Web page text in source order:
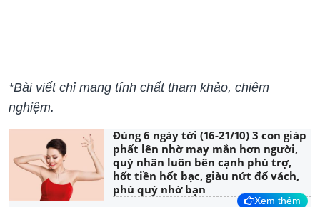
*Bài viết chỉ mang tính chất tham khảo, chiêm
nghiệm.
Đúng 6 ngày tới (16-21/10) 3 con giáp
phất lên nhờ may mắn hơn người,
quý nhân luôn bên cạnh phù trợ,
hốt tiền hốt bạc, giàu nứt đổ vách,
phú quý nhờ bạn
Xem thêm